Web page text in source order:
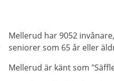
Mellerud har 9052
seniorer som 65 år eller
Mellerud är känt som